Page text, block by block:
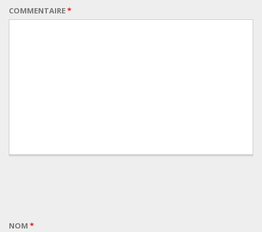
COMMENTAIRE*
NOM *